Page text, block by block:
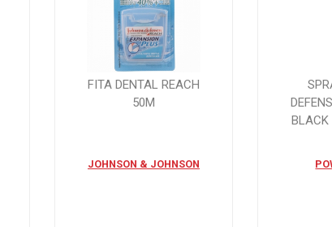
FITA DENTAL REACH
50M
JOHNSON & JOHNSON
BLACK